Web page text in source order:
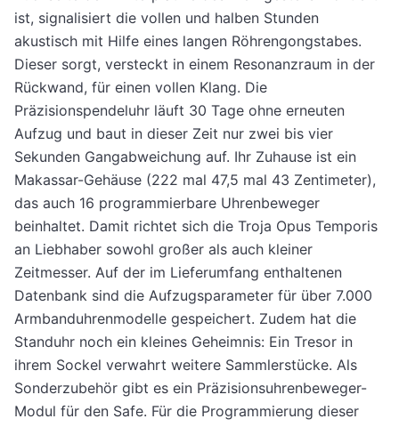
ist, signali­siert die vollen und halben Stunden
akustisch mit Hilfe eines langen Röhrengongstabes.
Dieser sorgt, versteckt in einem Resonanz­raum in der
Rückwand, für einen vollen Klang. Die
Präzisionspendeluhr läuft 30 Tage ohne erneuten
Aufzug und baut in dieser Zeit nur zwei bis vier
Sekunden Gangabweichung auf. Ihr Zuhause ist ein
Makassar-Gehäuse (222 mal 47,5 mal 43 Zentimeter),
das auch 16 programmierbare Uhrenbeweger
beinhaltet. Damit richtet sich die Troja Opus Temporis
an Liebhaber sowohl großer als auch kleiner
Zeitmesser. Auf der im Lieferumfang enthal­tenen
Datenbank sind die Aufzugsparameter für über 7.000
Armbanduhrenmodelle gespei­chert. Zudem hat die
Standuhr noch ein klei­nes Geheimnis: Ein Tresor in
ihrem Sockel verwahrt weitere Sammlerstücke. Als
Sonder­zubehör gibt es ein Präzisionsuhrenbeweger-
Modul für den Safe. Für die Programmierung dieser